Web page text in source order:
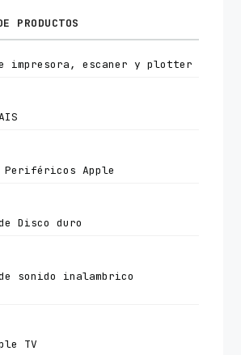
PRODUCTOS
impresora, escaner y plotter
Periféricos Apple
Disco duro
sonido inalambrico
TV